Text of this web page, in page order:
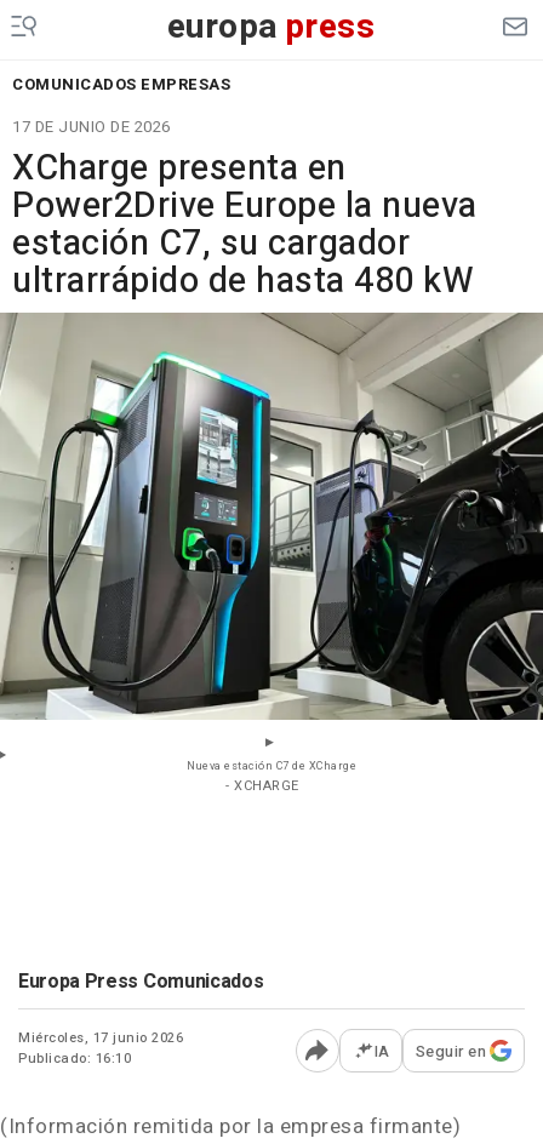
europa press
COMUNICADOS EMPRESAS
17 DE JUNIO DE 2026
XCharge presenta en
Power2Drive Europe la nueva
estación C7, su cargador
ultrarrápido de hasta 480 kW
Nueva estación C7 de XCharge
- XCHARGE
Europa Press Comunicados
Miércoles, 17 junio 2026
Publicado: 16:10
Abrir opciones para
IA Seguir en
(Información remitida por la empresa firmante)